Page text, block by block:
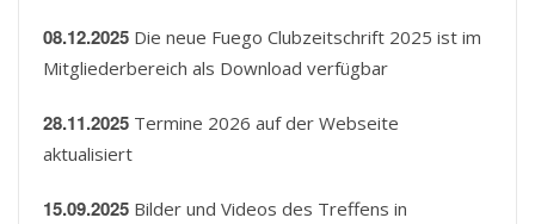
08.12.2025 Die neue Fuego Clubzeitschrift 2025 ist im
Mitgliederbereich als Download verfügbar
28.11.2025 Termine 2026 auf der Webseite
aktualisiert
15.09.2025 Bilder und Videos des Treffens in